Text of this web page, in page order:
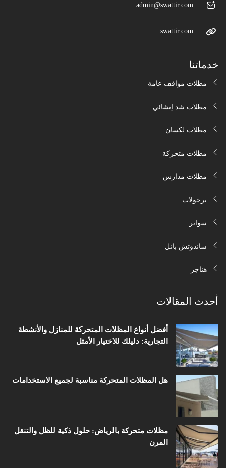
admin@swattir.com
swattir.com
خدماتنا
مظلات مواقف عامة
مظلات شد إنشائي
مظلات لكسان
مظلات متحركة
مظلات مدارس
برجولات
سواتر
ساندوتش بانل
هناجر
أحدث المقالات
أفضل أنواع المظلات المتحركة للمنازل والأنشطة
التجارية: دليلك للاختيار الأمثل
هل المظلات المتحركة مناسبة لجميع الاستخدامات
مظلات متحركة بالرياض: حلول ذكية للظل والتنقل
المرن